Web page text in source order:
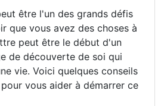
être l'un des grands défis
que vous avez des choses à
peut être le début d'un
de découverte de soi qui
vie. Voici quelques conseils
vous aider à démarrer ce